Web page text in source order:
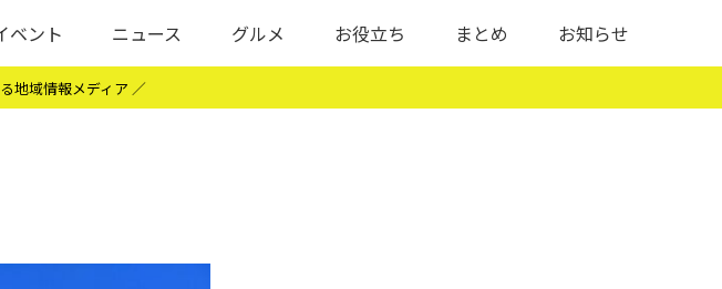
ベント ニュース グルメ お役立ち まとめ お知らせ
地域情報メディア ／